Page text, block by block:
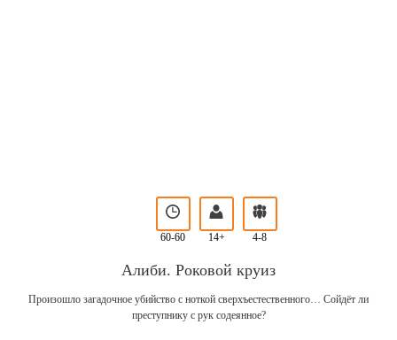
60-60 14+ 4-8
Алиби. Роковой круиз
Произошло загадочное убийство с ноткой сверхъестественного… Сойдёт ли
преступнику с рук содеянное?